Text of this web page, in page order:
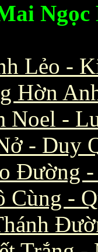
Lẻo -
Hờn
Noel -
- Duy
Đường
Cùng -